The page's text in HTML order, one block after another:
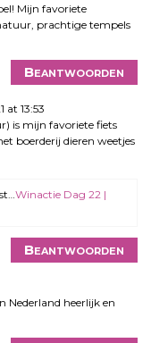
Mijn favoriete
prachtige tempels
Beantwoorden
at 13:53
is mijn favoriete fiets
boerderij dieren weetjes
Winactie Dag 22 |
Beantwoorden
Nederland heerlijk en